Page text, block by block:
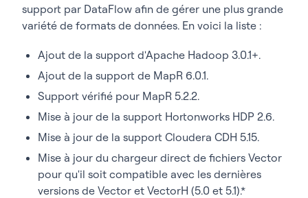
support par DataFlow afin de gérer une plus grande
variété de formats de données. En voici la liste :
Ajout de la support d'Apache Hadoop 3.0.1+.
Ajout de la support de MapR 6.0.1.
Support vérifié pour MapR 5.2.2.
Mise à jour de la support Hortonworks HDP 2.6.
Mise à jour de la support Cloudera CDH 5.15.
Mise à jour du chargeur direct de fichiers Vector
pour qu'il soit compatible avec les dernières
versions de Vector et VectorH (5.0 et 5.1).*